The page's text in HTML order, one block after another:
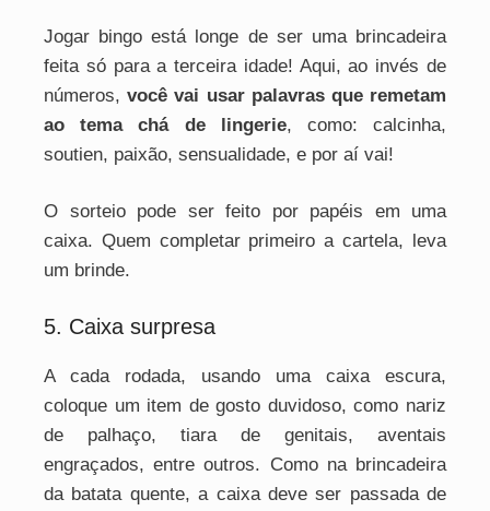
Jogar bingo está longe de ser uma brincadeira
feita só para a terceira idade! Aqui, ao invés de
números,você vai usar palavras que remetam
ao tema chá de lingerie, como: calcinha,
soutien, paixão, sensualidade, e por aí vai!
O sorteio pode ser feito por papéis em uma
caixa. Quem completar primeiro a cartela, leva
um brinde.
5. Caixa surpresa
A cada rodada, usando uma caixa escura,
coloque um item de gosto duvidoso, como nariz
de palhaço, tiara de genitais, aventais
engraçados, entre outros. Como na brincadeira
da batata quente, a caixa deve ser passada de